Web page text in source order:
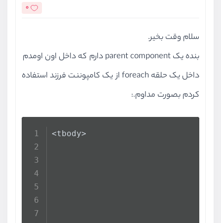
0
سلام وقت بخیر.
بنده یک parent component دارم که داخل اون اومدم
داخل یک حلقه foreach از یک کامپوننت فرزند استفاده
کردم بصورت مداوم.:
<tbody>